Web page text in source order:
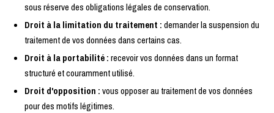
sous réserve des obligations légales de conservation.
Droit à la limitation du traitement :demander la suspension du
traitement de vos données dans certains cas.
Droit à la portabilité :recevoir vos données dans un format
structuré et couramment utilisé.
Droit d'opposition :vous opposer au traitement de vos données
pour des motifs légitimes.